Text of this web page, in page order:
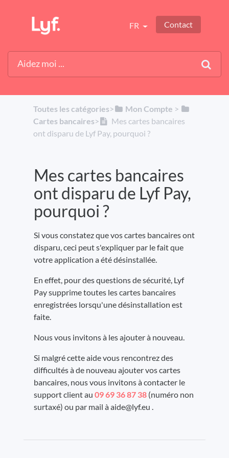
FR Contact
Toutes les catégories​>​ ​Mon Compte ​ > ​
Cartes bancaires​>​
Mes cartes bancaires
ont disparu de Lyf Pay, pourquoi ?
Mes cartes bancaires
ont disparu de Lyf Pay,
pourquoi ?
Si vous constatez que vos cartes bancaires ont
disparu, ceci peut s'expliquer par le fait que
votre application a été désinstallée.
En effet, pour des questions de sécurité, Lyf
Pay supprime toutes les cartes bancaires
enregistrées lorsqu'une désinstallation est
faite.
Nous vous invitons à les ajouter à nouveau.
Si malgré cette aide vous rencontrez des
difficultés à de nouveau ajouter vos cartes
bancaires, nous vous invitons à contacter le
support client au 09 69 36 87 38 (numéro non
surtaxé) ou par mail à aide@lyf.eu .